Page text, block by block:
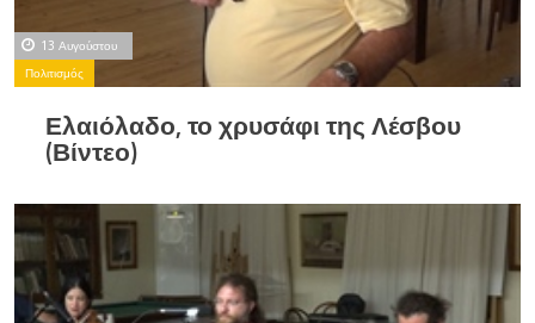
13 Αυγούστου
Πολιτισμός
Ελαιόλαδο, το χρυσάφι της Λέσβου
(Βίντεο)